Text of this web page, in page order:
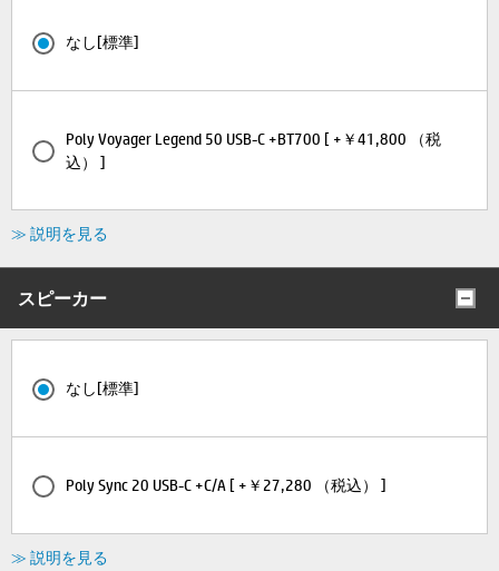
なし[標準]
Poly Voyager Legend 50 USB-C +BT700 [ +￥41,800 （税
込） ]
≫ 説明を見る
スピーカー
なし[標準]
Poly Sync 20 USB-C +C/A [ +￥27,280 （税込） ]
≫ 説明を見る